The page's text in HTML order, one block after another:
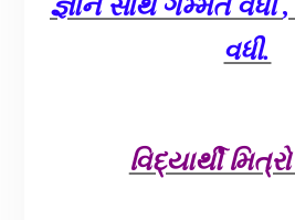
જ્ઞાન સાથે ગમ્મત વધી,
વધી.
વિદ્યાર્થી મિત્રો